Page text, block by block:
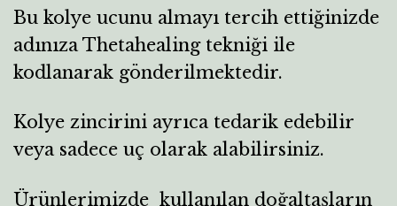
Bu kolye ucunu almayı tercih ettiğinizde
adınıza Thetahealing tekniği ile
kodlanarak gönderilmektedir.
Kolye zincirini ayrıca tedarik edebilir
veya sadece uç olarak alabilirsiniz.
Ürünlerimizde kullanılan doğaltaşların